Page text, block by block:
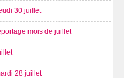
30 juillet
mois de juillet
28 juillet